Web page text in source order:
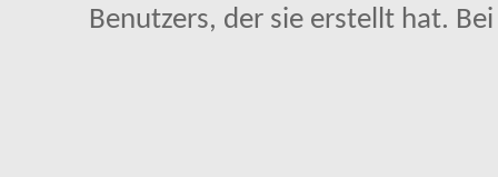
Benutzers, der sie erstellt hat.